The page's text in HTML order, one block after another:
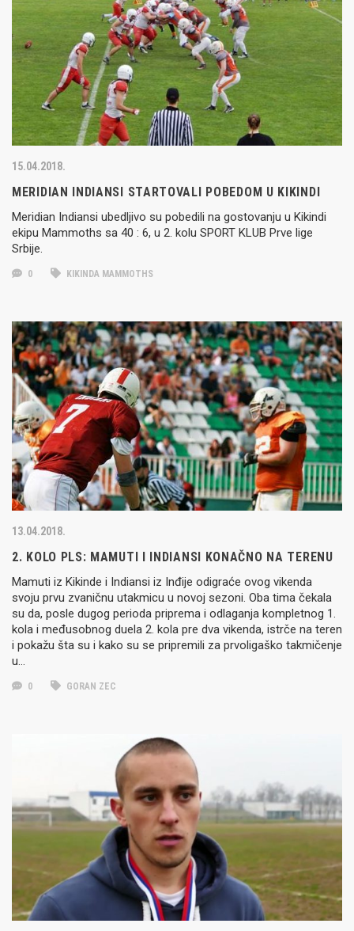
15.04.2018.
MERIDIAN INDIANSI STARTOVALI POBEDOM U KIKINDI
Meridian Indiansi ubedljivo su pobedili na gostovanju u Kikindi
ekipu Mammoths sa 40 : 6, u 2. kolu SPORT KLUB Prve lige
Srbije.
0 KIKINDA MAMMOTHS
13.04.2018.
2. KOLO PLS: MAMUTI I INDIANSI KONAČNO NA TERENU
Mamuti iz Kikinde i Indiansi iz Inđije odigraće ovog vikenda
svoju prvu zvaničnu utakmicu u novoj sezoni. Oba tima čekala
su da, posle dugog perioda priprema i odlaganja kompletnog 1.
kola i međusobnog duela 2. kola pre dva vikenda, istrče na teren
i pokažu šta su i kako su se pripremili za prvoligaško takmičenje
u…
0 GORAN ZEC